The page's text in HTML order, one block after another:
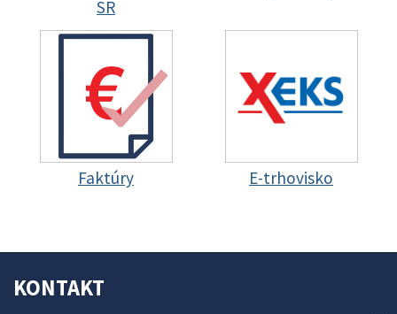
SR
Faktúry E-trhovisko
KONTAKT